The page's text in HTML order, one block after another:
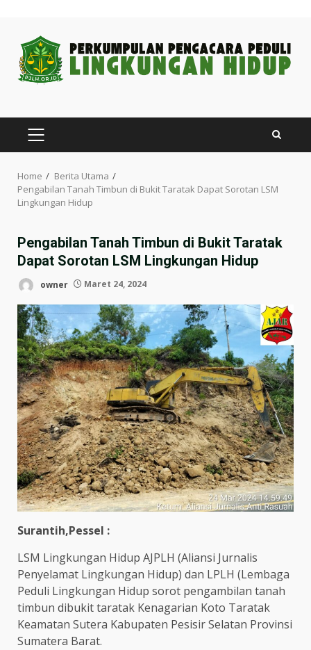
content
PRIMARY
MENU
Home
Berita Utama
Pengabilan Tanah Timbun di Bukit Taratak Dapat Sorotan LSM
Lingkungan Hidup
Pengabilan Tanah Timbun di Bukit Taratak
Dapat Sorotan LSM Lingkungan Hidup
owner Maret 24, 2024
Surantih,Pessel :
LSM Lingkungan Hidup AJPLH (Aliansi Jurnalis
Penyelamat Lingkungan Hidup) dan LPLH (Lembaga
Peduli Lingkungan Hidup sorot pengambilan tanah
timbun dibukit taratak Kenagarian Koto Taratak
Keamatan Sutera Kabupaten Pesisir Selatan Provinsi
Sumatera Barat.